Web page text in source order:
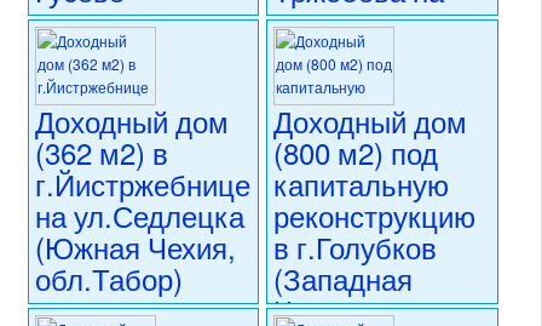
намнести
(Центральная
Чехия)
14 900 000 CZK
регион:Центральная Чехия
раздел: объекты для
коммерческого использования
состояние: требуется
капитальная реконструкция
номер объекта:
20733
намнести
Т.Г.Масарика
(Восточная
Чехия)
15 950 000 CZK
регион:Восточная Чехия
раздел: объекты для
коммерческого использования
состояние: стандарт
номер объекта:20720
Доходный дом
(362 м2) в
г.Йистржебнице
на ул.Седлецка
(Южная Чехия,
обл.Табор)
16 900 000 CZK
Доходный дом
(800 м2) под
капитальную
реконструкцию
в г.Голубков
(Западная
Чехия,